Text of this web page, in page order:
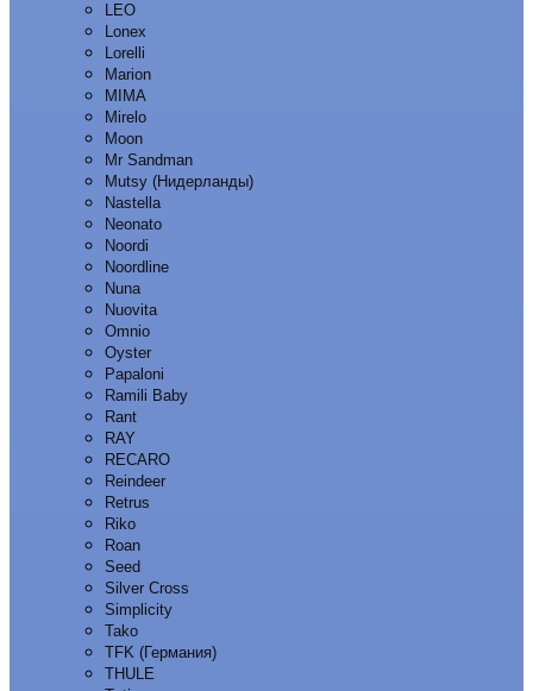
LEO
Lonex
Lorelli
Marion
MIMA
Mirelo
Moon
Mr Sandman
Mutsy (Нидерланды)
Nastella
Neonato
Noordi
Noordline
Nuna
Nuovita
Omnio
Oyster
Papaloni
Ramili Baby
Rant
RAY
RECARO
Reindeer
Retrus
Riko
Roan
Seed
Silver Cross
Simplicity
Tako
TFK (Германия)
THULE